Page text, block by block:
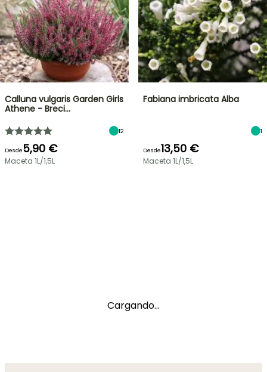
Calluna vulgaris Garden Girls
Athene - Breci…
12
Desde5,90 €
Maceta 1L/1,5L
Fabiana imbricata Alba
1
Desde13,50 €
Maceta 1L/1,5L
Cargando...